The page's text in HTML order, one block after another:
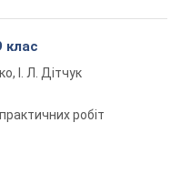
клас
І. Л. Дітчук
робіт